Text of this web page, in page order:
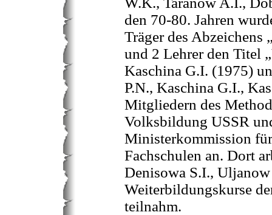
den 70-80. Jahren
Träger des Abzeichens
und 2 Lehrer den Titel
Kaschina G.I. (1975)
P.N., Kaschina G.I.,
Mitgliedern des
Volksbildung USSR
Ministerkommission
Fachschulen an. Dort
Denisowa S.I.,
Weiterbildungskurse
teilnahm.